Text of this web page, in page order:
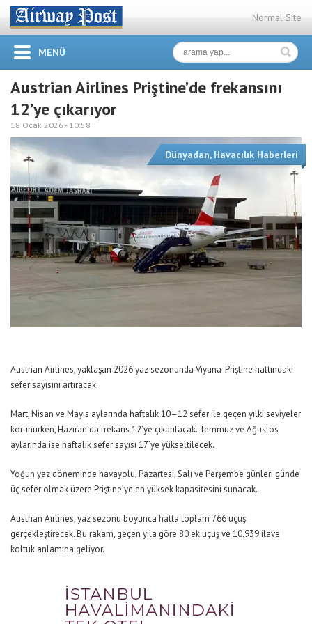
Normal Site
MENÜ
Austrian Airlines Priştine’de frekansını
12’ye çıkarıyor
18 Ocak 2026 - 10:58
Dünyadan, Havacılık Haberleri
Austrian Airlines, yaklaşan 2026 yaz sezonunda Viyana-Priştine hattındaki
sefer sayısını artıracak.
Mart, Nisan ve Mayıs aylarında haftalık 10–12 sefer ile geçen yılki seviyeler
korunurken, Haziran’da frekans 12’ye çıkarılacak. Temmuz ve Ağustos
aylarında ise haftalık sefer sayısı 17’ye yükseltilecek.
Yoğun yaz döneminde havayolu, Pazartesi, Salı ve Perşembe günleri günde
üç sefer olmak üzere Priştine’ye en yüksek kapasitesini sunacak.
Austrian Airlines, yaz sezonu boyunca hatta toplam 766 uçuş
gerçekleştirecek. Bu rakam, geçen yıla göre 80 ek uçuş ve 10.939 ilave
koltuk anlamına geliyor.